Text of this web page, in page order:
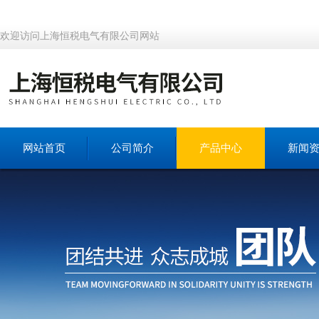
欢迎访问上海恒税电气有限公司网站
网站首页 公司简介 产品中心 新闻